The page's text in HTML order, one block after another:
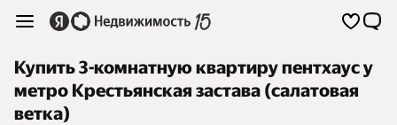
Купить 3-комнатную квартиру пентхаус у
метро Крестьянская застава (салатовая
ветка)